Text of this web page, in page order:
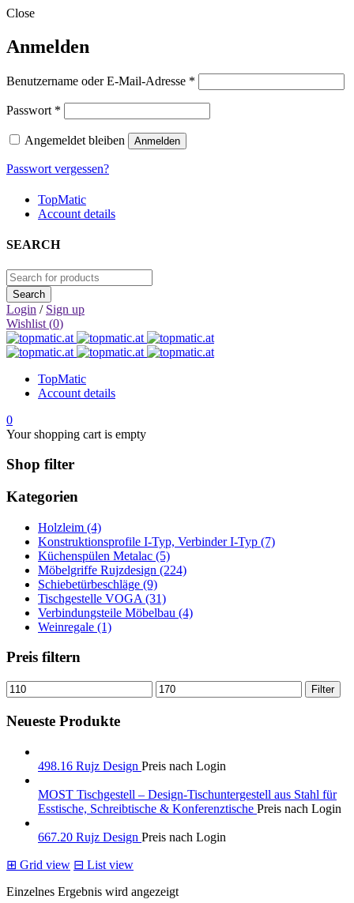
Close
Anmelden
Benutzername oder E-Mail-Adresse *
Passwort *
Angemeldet bleiben Anmelden
Passwort vergessen?
TopMatic
Account details
SEARCH
Login / Sign up
Wishlist (0)
TopMatic
Account details
0
Your shopping cart is empty
Shop filter
Kategorien
Holzleim (4)
Konstruktionsprofile I-Typ, Verbinder I-Typ (7)
Küchenspülen Metalac (5)
Möbelgriffe Rujzdesign (224)
Schiebetürbeschläge (9)
Tischgestelle VOGA (31)
Verbindungsteile Möbelbau (4)
Weinregale (1)
Preis filtern
Min.
Preis
Max.
Preis
Filter
Neueste Produkte
498.16 Rujz Design Preis nach Login
MOST Tischgestell – Design-Tischuntergestell aus Stahl für
Esstische, Schreibtische & Konferenztische Preis nach Login
667.20 Rujz Design Preis nach Login
⊞ Grid view ⊟ List view
Einzelnes Ergebnis wird angezeigt